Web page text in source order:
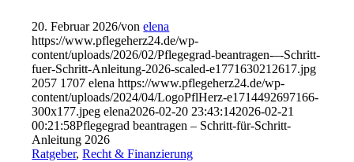
20. Februar 2026/vonelena
https://www.pflegeherz24.de/wp-
content/uploads/2026/02/Pflegegrad-beantragen-–-Schritt-
fuer-Schritt-Anleitung-2026-scaled-e1771630212617.jpg
2057 1707 elena https://www.pflegeherz24.de/wp-
content/uploads/2024/04/LogoPflHerz-e1714492697166-
300x177.jpeg elena2026-02-20 23:43:142026-02-21
00:21:58Pflegegrad beantragen – Schritt-für-Schritt-
Anleitung 2026
Ratgeber,Recht & Finanzierung